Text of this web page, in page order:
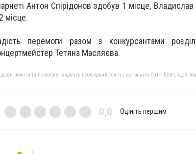
Антон Спірідонов здобув 1 місце,
місце.
перемоги разом з конкурсантами
Тетяна Масляєва.
ви помітили помилку, виділіть необхідний текст і натисніть Ctrl + Enter, щоб
0,0 Оцініть першим